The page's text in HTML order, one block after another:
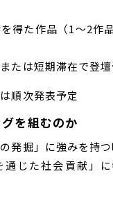
得た作品（1〜2作
たは短期滞在で登
順次発表予定
を組むのか
発掘」に強みを持つ
通じた社会貢献」